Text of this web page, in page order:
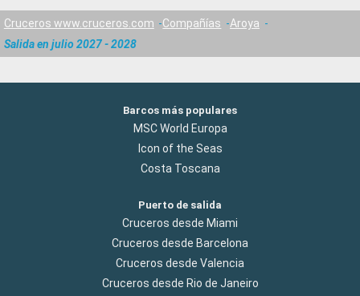
Cruceros www.cruceros.com Compañías
Aroya
Salida en julio 2027 - 2028
Barcos más populares
MSC World Europa
Icon of the Seas
Costa Toscana
Puerto de salida
Cruceros desde Miami
Cruceros desde Barcelona
Cruceros desde Valencia
Cruceros desde Rio de Janeiro